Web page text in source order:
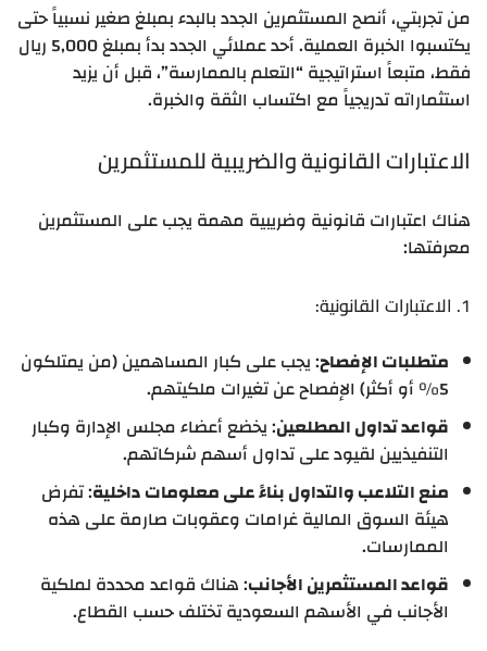
من تجربتي، أنصح المستثمرين الجدد بالبدء بمبلغ صغير نسبياً حتى
يكتسبوا الخبرة العملية. أحد عملائي الجدد بدأ بمبلغ 5,000 ريال
فقط، متبعاً استراتيجية “التعلم بالممارسة”، قبل أن يزيد
استثماراته تدريجياً مع اكتساب الثقة والخبرة.
الاعتبارات القانونية والضريبية للمستثمرين
هناك اعتبارات قانونية وضريبية مهمة يجب على المستثمرين
معرفتها:
1. الاعتبارات القانونية:
متطلبات الإفصاح: يجب على كبار المساهمين (من يمتلكون
5% أو أكثر) الإفصاح عن تغيرات ملكيتهم.
قواعد تداول المطلعين: يخضع أعضاء مجلس الإدارة وكبار
التنفيذيين لقيود على تداول أسهم شركاتهم.
منع التلاعب والتداول بناءً على معلومات داخلية: تفرض
هيئة السوق المالية غرامات وعقوبات صارمة على هذه
الممارسات.
قواعد المستثمرين الأجانب: هناك قواعد محددة لملكية
الأجانب في الأسهم السعودية تختلف حسب القطاع.